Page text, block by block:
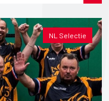
NL Selectie